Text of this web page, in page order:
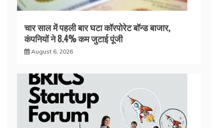
चार साल में पहली बार घटा कॉरपोरेट बॉन्ड बाजार,
कंपनियों ने 8.4% कम जुटाई पूंजी
August 6, 2026